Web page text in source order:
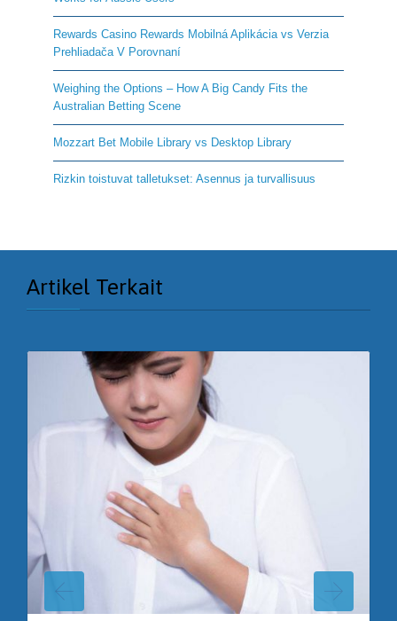
Rewards Casino Rewards Mobilná Aplikácia vs Verzia
Prehliadača V Porovnaní
Weighing the Options – How A Big Candy Fits the
Australian Betting Scene
Mozzart Bet Mobile Library vs Desktop Library
Rizkin toistuvat talletukset: Asennus ja turvallisuus
Artikel Terkait